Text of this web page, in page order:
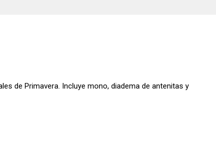
de Primavera. Incluye mono, diadema de antenitas y